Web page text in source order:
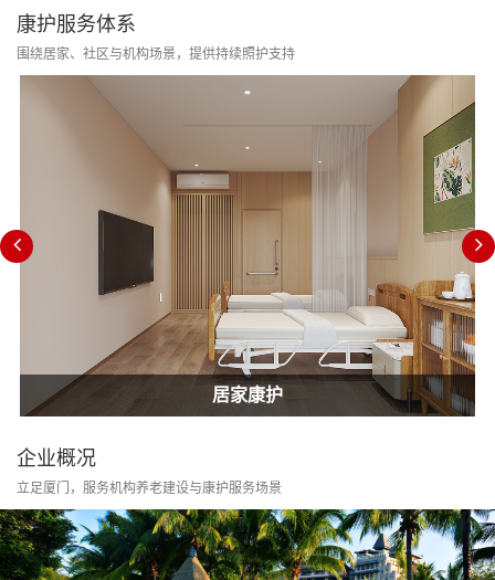
康护服务体系
围绕居家、社区与机构场景，提供持续照护支持
居家康护
家庭护士
居家康护
企业概况
立足厦门，服务机构养老建设与康护服务场景